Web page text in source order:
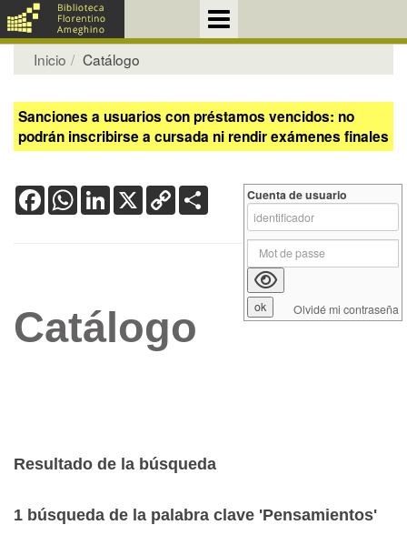
Inicio Catálogo
Sanciones a usuarios con préstamos vencidos: no
podrán inscribirse a cursada ni rendir exámenes finales
FacebookWhatsApp
LinkedIn
X Copy
Link
Catálogo
Resultado de la búsqueda
1 búsqueda de la palabra clave 'Pensamientos'
Cuenta de usuario
Olvidé mi contraseña